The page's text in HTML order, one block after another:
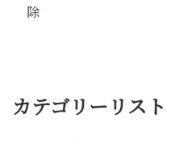
除
カテゴリーリスト